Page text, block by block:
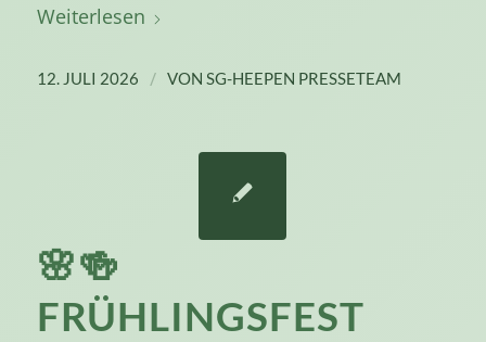
Weiterlesen
12. JULI 2026 / VON SG-HEEPEN PRESSETEAM
🌸🍻
FRÜHLINGSFEST